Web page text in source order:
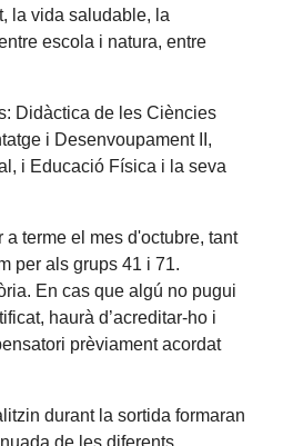
la vida saludable, la
escola i natura, entre
Didàctica de les Ciències
i Desenvoupament II,
i Educació Física i la seva
a terme el mes d'octubre, tant
per als grups 41 i 71.
En cas que algú no pugui
haurà d’acreditar-ho i
prèviament acordat
durant la sortida formaran